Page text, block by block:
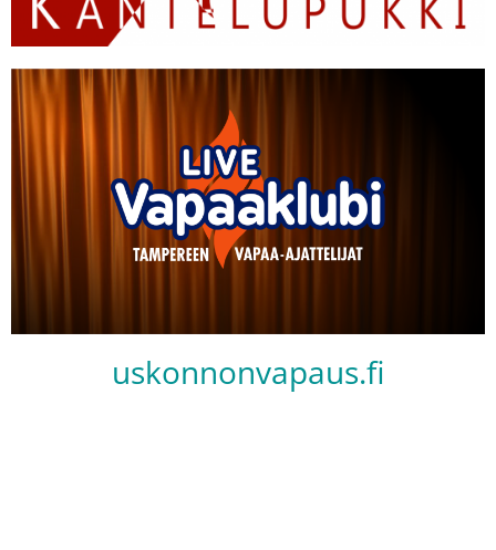
uskonnonvapaus.fi